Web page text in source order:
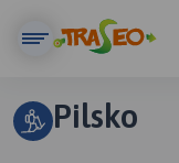
Pilsko